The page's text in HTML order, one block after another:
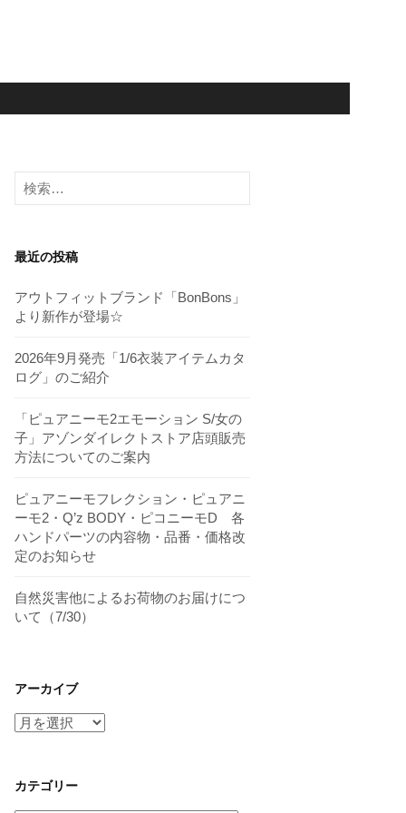
検
索:
最近の投稿
アウトフィットブランド「BonBons」
より新作が登場☆
2026年9月発売「1/6衣装アイテムカタ
ログ」のご紹介
「ピュアニーモ2エモーション S/女の
子」アゾンダイレクトストア店頭販売
方法についてのご案内
ピュアニーモフレクション・ピュアニ
ーモ2・Q’z BODY・ピコニーモD 各
ハンドパーツの内容物・品番・価格改
定のお知らせ
自然災害他によるお荷物のお届けにつ
いて（7/30）
アーカイブ
ア
イ
ブ
カテゴリー